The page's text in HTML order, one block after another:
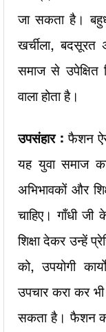
जा सकता है।
खर्चीला,
समाज से उपेक्षित
वाला होता है।
उपसंहार : फैशन
यह युवा समाज
अभिभावकों और
चाहिए। गाँधी जी
शिक्षा देकर उन्हें
को, उपयोगी
उपचार करा कर
सकता है। फैशन